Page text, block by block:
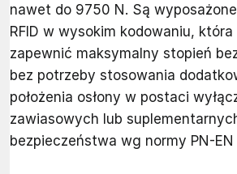
nawet do 9750 N. Są
RFID w wysokim kodowaniu, która
zapewnić maksymalny stopień
bez potrzeby stosowania
położenia osłony w postaci
zawiasowych lub
bezpieczeństwa wg normy PN-EN